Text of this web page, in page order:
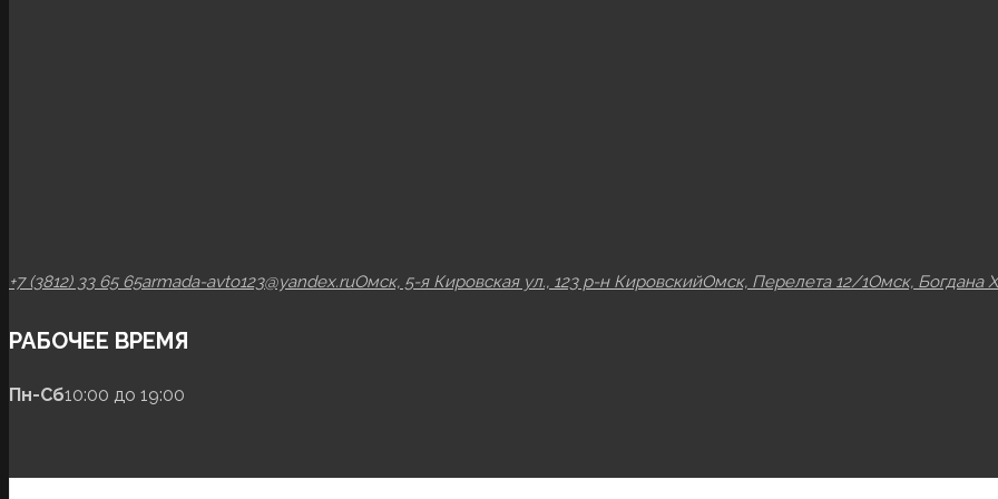
+7 (3812) 33 65 65armada-avto123@yandex.ruОмск, 5-я Кировская ул., 123 р-н КировскийОмск, Перелета 12/1Омск, Богдана
РАБОЧЕЕ ВРЕМЯ
Пн-Сб10:00 до 19:00